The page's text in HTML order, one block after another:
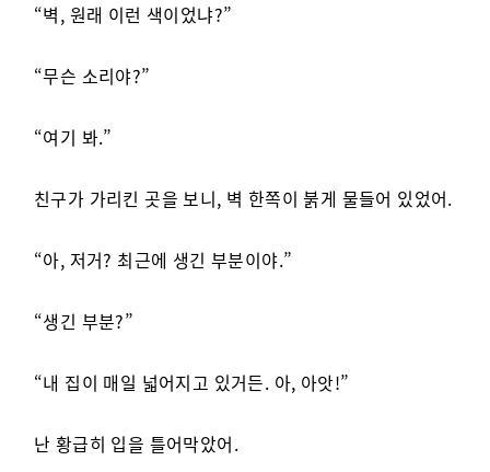
“벽, 원래 이런 색이었냐?”
“무슨 소리야?”
“여기 봐.”
친구가 가리킨 곳을 보니, 벽 한쪽이 붉게 물들어 있었어.
“아, 저거? 최근에 생긴 부분이야.”
“생긴 부분?”
“내 집이 매일 넓어지고 있거든. 아, 아앗!”
난 황급히 입을 틀어막았어.